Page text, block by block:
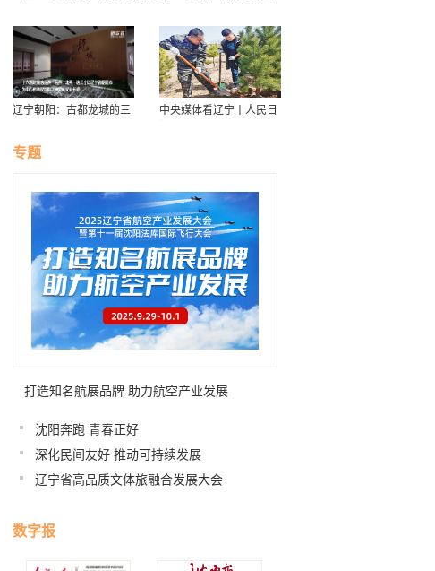
辽宁朝阳：古都龙城的三
中央媒体看辽宁丨人民日
专题
打造知名航展品牌 助力航空产业发展
沈阳奔跑 青春正好
深化民间友好 推动可持续发展
辽宁省高品质文体旅融合发展大会
数字报